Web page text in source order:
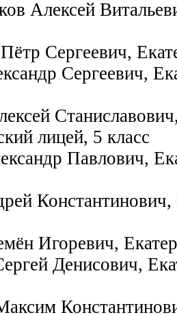
Алексей
Сергеевич,
Сергеевич,
лицей, 5 класс
Павлович,
Игоревич,
Денисович,